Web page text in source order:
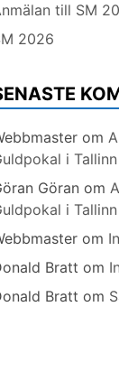
till SM
2026
om
i
Göran om
i
om
Bratt om
Bratt om